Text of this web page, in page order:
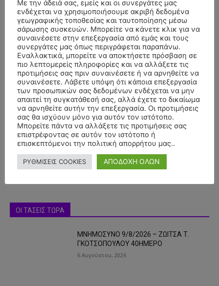
- Advertisment -
ΟΙ ΤΑΣΕΙΣ ΤΩΡΑ
ΜΝΗΜΟΣΥΝΟ 9/8/2026 – ΖΩΙΤΣΑ Τ.
ΓΚΟΤΣΟΠΟΥΛΟΥ 40ΗΜΕΡΟ
6 Αυγούστου, 2026
Με την άδειά σας, εμείς και οι συνεργάτες μας
ενδέχεται να χρησιμοποιήσουμε ακριβή δεδομένα
γεωγραφικής τοποθεσίας και ταυτοποίησης μέσω
σάρωσης συσκευών. Μπορείτε να κάνετε κλικ για να
συναινέσετε στην επεξεργασία από εμάς και τους
συνεργάτες μας όπως περιγράφεται παραπάνω.
Εναλλακτικά, μπορείτε να αποκτήσετε πρόσβαση σε
πιο λεπτομερείς πληροφορίες και να αλλάξετε τις
προτιμήσεις σας πριν συναινέσετε ή να αρνηθείτε να
συναινέσετε. Λάβετε υπόψη ότι κάποια επεξεργασία
των προσωπικών σας δεδομένων ενδέχεται να μην
απαιτεί τη συγκατάθεσή σας, αλλά έχετε το δικαίωμα
να αρνηθείτε αυτήν την επεξεργασία. Οι προτιμήσεις
σας θα ισχύουν μόνο για αυτόν τον ιστότοπο.
Μπορείτε πάντα να αλλάξετε τις προτιμήσεις σας
επιστρέφοντας σε αυτόν τον ιστότοπο ή
επισκεπτόμενοι την πολιτική απορρήτου μας..
ΡΥΘΜΙΣΕΙΣ COOKIES ΑΠΟΔΟΧΗ ΟΛΩΝ